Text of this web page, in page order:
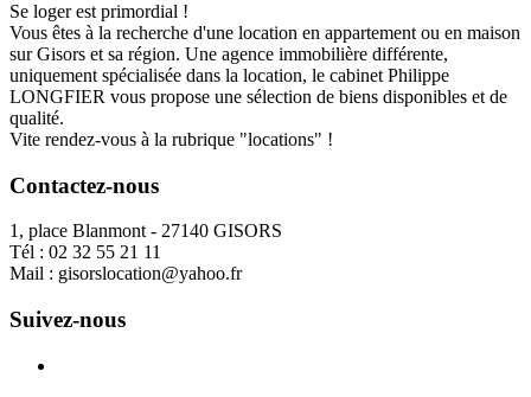
Se loger est primordial !
Vous êtes à la recherche d'une location en appartement ou en maison
sur Gisors et sa région. Une agence immobilière différente,
uniquement spécialisée dans la location, le cabinet Philippe
LONGFIER vous propose une sélection de biens disponibles et de
qualité.
Vite rendez-vous à la rubrique "locations" !
Contactez-nous
1, place Blanmont - 27140 GISORS
Tél : 02 32 55 21 11
Mail : gisorslocation@yahoo.fr
Suivez-nous